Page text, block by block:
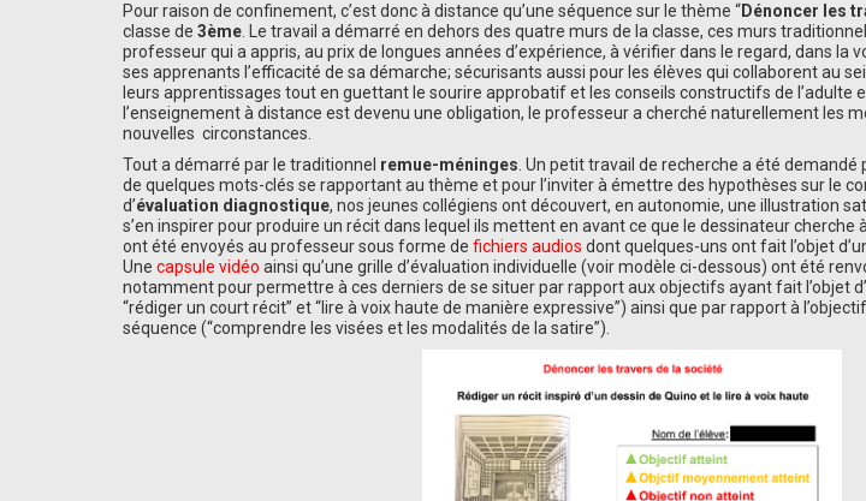
Pour raison de confinement, c’est donc à distance qu’une séquence sur le thème “Dénoncer les
classe de 3ème . Le travail a démarré en dehors des quatre murs de la classe, ces murs
professeur qui a appris, au prix de longues années d’expérience, à vérifier dans le regard, dans la
ses apprenants l’efficacité de sa démarche; sécurisants aussi pour les élèves qui collaborent au
leurs apprentissages tout en guettant le sourire approbatif et les conseils constructifs de l’adulte
l’enseignement à distance est devenu une obligation, le professeur a cherché naturellement les
nouvelles circonstances.
Tout a démarré par le traditionnel remue-méninges . Un petit travail de recherche a été demandé
de quelques mots-clés se rapportant au thème et pour l’inviter à émettre des hypothèses sur le
d’évaluation diagnostique, nos jeunes collégiens ont découvert, en autonomie, une illustration
s’en inspirer pour produire un récit dans lequel ils mettent en avant ce que le dessinateur cherche
ont été envoyés au professeur sous forme de fichiers audios dont quelques-uns ont fait l’objet
Une capsule vidéo ainsi qu’une grille d’évaluation individuelle (voir modèle ci-dessous) ont été
notamment pour permettre à ces derniers de se situer par rapport aux objectifs ayant fait l’objet
“rédiger un court récit” et “lire à voix haute de manière expressive”) ainsi que par rapport à
séquence (“comprendre les visées et les modalités de la satire”).